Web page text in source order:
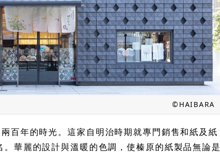
©HAIBARA
百年的時光。這家自明治時期就專門銷售和紙及紙
華麗的設計與溫暖的色調，使榛原的紙製品無論是